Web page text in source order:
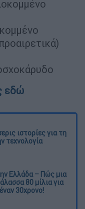
εδώ
ιστορίες για τη
τεχνολογία
Ελλάδα – Πώς μια
80 μίλια για
30χρονο!